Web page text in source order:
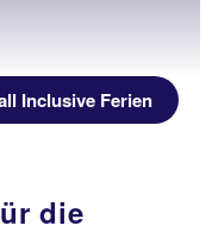
Inclusive Ferien
die